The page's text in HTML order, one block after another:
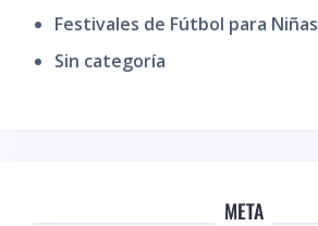
Festivales de Fútbol para Niñas
Sin categoría
META